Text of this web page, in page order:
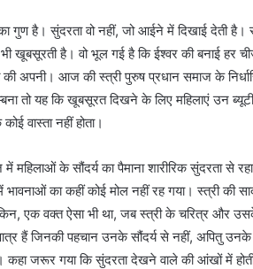
गुण है। सुंदरता वो नहीं, जो आईने में दिखाई देती
खूबसूरती है। वो भूल गई है कि ईश्वर की बनाई हर
की अपनी। आज की स्त्री पुरुष प्रधान समाज के
तो यह कि खूबसूरत दिखने के लिए महिलाएं उन
वास्ता नहीं होता।
महिलाओं के सौंदर्य का पैमाना शारीरिक सुंदरता से
भावनाओं का कहीं कोई मोल नहीं रह गया। स्त्री
एक वक्त ऐसा भी था, जब स्त्री के चरित्र और
हैं जिनकी पहचान उनके सौंदर्य से नहीं, अपितु
कहा जरूर गया कि सुंदरता देखने वाले की आंखों में